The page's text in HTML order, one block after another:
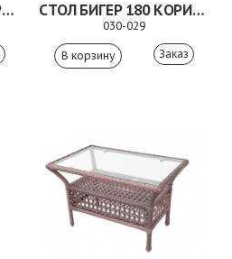
СТОЛ МОЛЛИ 130 КОРИЧНЕВЫЙ СТОЛ БИГЕР 180 КОРИЧНЕВЫЙ
030-029
Заказ